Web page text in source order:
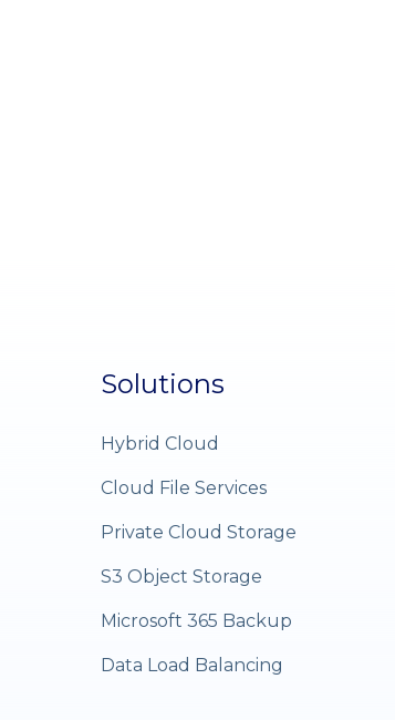
Solutions
Hybrid Cloud
Cloud File Services
Private Cloud Storage
S3 Object Storage
Microsoft 365 Backup
Data Load Balancing